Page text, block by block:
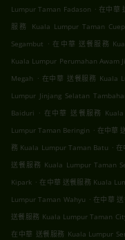
Lumpur Taman Fadason . 在中華
服務 Kuala Lumpur Taman
Segambut . 在中華 送餐服務
Kuala Lumpur Perumahan Awam
Megah . 在中華 送餐服務 Kuala
Lumpur Jinjang Selatan
Baiduri . 在中華 送餐服務
Lumpur Taman Beringin . 在中華
務 Kuala Lumpur Taman Batu .
送餐服務 Kuala Lumpur Taman
Kipark . 在中華 送餐服務 Kuala
Lumpur Taman Wahyu . 在中華
送餐服務 Kuala Lumpur Taman
在中華 送餐服務 Kuala Lumpur